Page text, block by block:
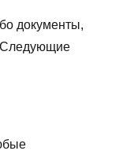
документы,
Следующие